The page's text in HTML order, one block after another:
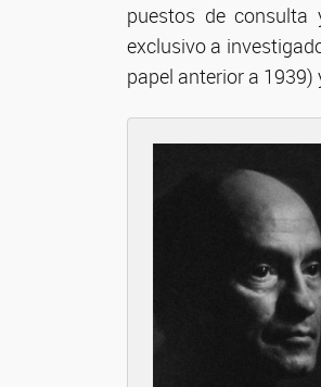
puestos de
exclusivo a
papel anterior a